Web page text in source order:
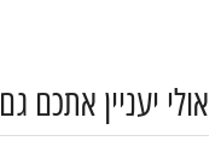
אולי יעניין אתכם גם